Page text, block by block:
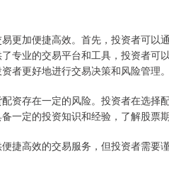
更加便捷高效。首先，投资者可
专业的交易平台和工具，投资者
者更好地进行交易决策和风险管理。
资存在一定的风险。投资者在选
一定的投资知识和经验，了解股票
捷高效的交易服务，但投资者需要